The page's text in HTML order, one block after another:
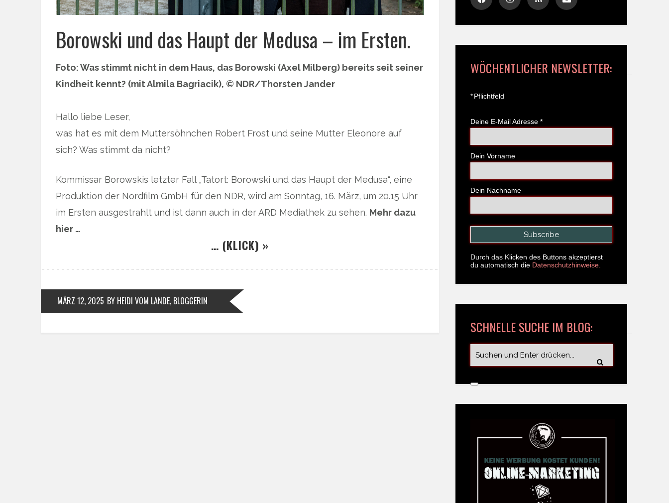
Borowski und das Haupt der Medusa – im Ersten.
Foto: Was stimmt nicht in dem Haus, das Borowski (Axel Milberg) bereits seit seiner
Kindheit kennt? (mit Almila Bagriacik), © NDR/Thorsten Jander
Hallo liebe Leser,
was hat es mit dem Muttersöhnchen Robert Frost und seine Mutter Eleonore auf
sich? Was stimmt da nicht?
Kommissar Borowskis letzter Fall „Tatort: Borowski und das Haupt der Medusa“, eine
Produktion der Nordfilm GmbH für den NDR, wird am Sonntag, 16. März, um 20.15 Uhr
im Ersten ausgestrahlt und ist dann auch in der ARD Mediathek zu sehen. Mehr dazu
hier …
… (KLICK) »
MÄRZ 12, 2025 BY HEIDI VOM LANDE, BLOGGERIN
WÖCHENTLICHER NEWSLETTER:
*Pflichtfeld
Deine E-Mail Adresse *
Dein Vorname
Dein Nachname
Durch das Klicken des Buttons akzeptierst
du automatisch die Datenschutzhinweise.
SCHNELLE SUCHE IM BLOG: